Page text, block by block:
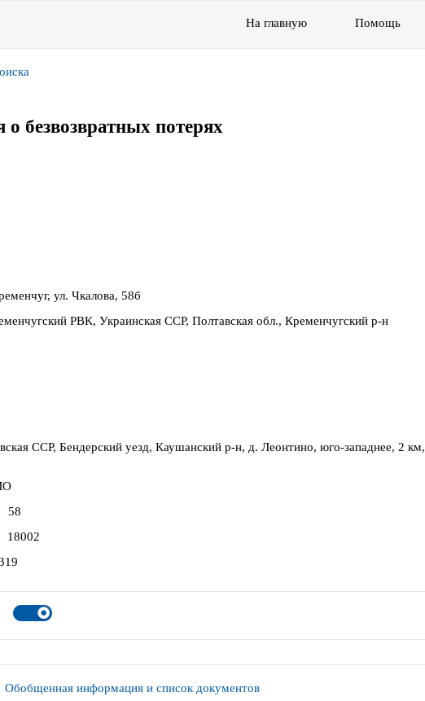
На главную Помощь
безвозвратных потерях
ул. Чкалова, 58б
РВК, Украинская ССР, Полтавская обл., Кременчугский р-н
ССР, Бендерский уезд, Каушанский р-н, д. Леонтино, юго-западнее, 2 км,
58
18002
Обобщенная информация и список документов